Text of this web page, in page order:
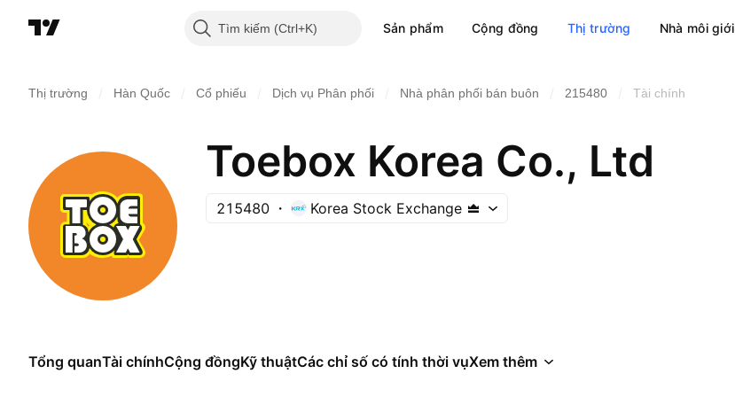
Tìm kiếm Sản phẩm Cộng đồng Thị trường Nhà môi giới
Thị trường Hàn Quốc Cổ phiếu Dịch vụ Phân phối Nhà phân phối bán buôn 215480 Tài chính
Toebox Korea Co., Ltd
215480 Korea Stock Exchange
Tổng quanTài chínhCộng đồngKỹ thuậtCác chỉ số có tính thời vụXem thêm